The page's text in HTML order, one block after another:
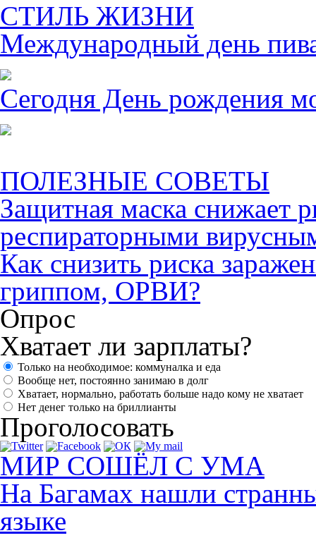
СТИЛЬ ЖИЗНИ
Международный день
Сегодня День рождения
ПОЛЕЗНЫЕ СОВЕТЫ
Защитная маска снижает
респираторными
Как снизить риска
гриппом, ОРВИ?
Опрос
Хватает ли зарплаты?
Только на необходимое: коммуналка и еда
Вообще нет, постоянно занимаю в долг
Хватает, нормально, работать больше надо кому не хватает
Нет денег только на бриллианты
Проголосовать
МИР СОШЁЛ С УМА
На Багамах нашли
языке